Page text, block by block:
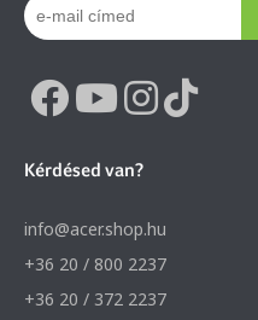
Kérdésed van?
info@acer.shop.hu
+36 20 / 800 2237
+36 20 / 372 2237